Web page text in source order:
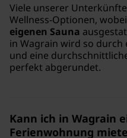
Viele unserer
Wellness-Optionen,
eigenen Sauna
in Wagrain wird so
und eine
perfekt abgerundet.
Kann ich in Wagrain
Ferienwohnung